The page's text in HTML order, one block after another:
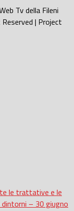
Tv della Fileni
| Project
le trattative e le
dintorni – 30 giugno